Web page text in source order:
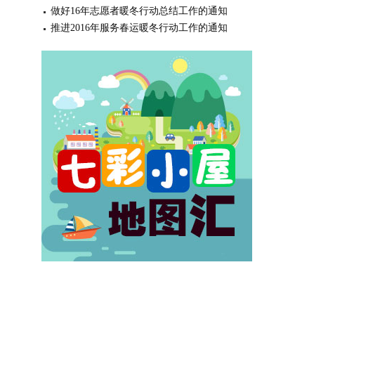
做好16年志愿者暖冬行动总结工作的通知
推进2016年服务春运暖冬行动工作的通知